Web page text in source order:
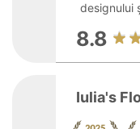
designului
8.8
Iulia's